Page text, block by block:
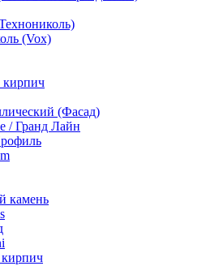
(Vox)
кирпич
(Фасад)
/ Гранд Лайн
камень